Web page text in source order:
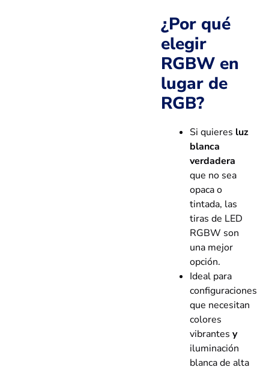
¿Por qué
elegir
RGBW en
lugar de
RGB?
Si quieres luz
blanca
verdadera
que no sea
opaca o
tintada, las
tiras de LED
RGBW son
una mejor
opción.
Ideal para
configuraciones
que necesitan
colores
vibrantes y
iluminación
blanca de alta